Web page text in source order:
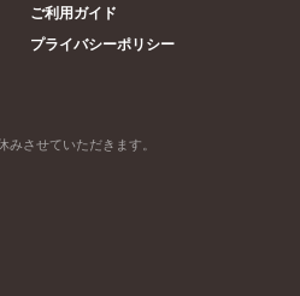
ご利用ガイド
プライバシーポリシー
みさせていただきます。